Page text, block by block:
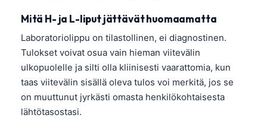
Mitä H- ja L-liput jättävät huomaamatta
Laboratoriolippu on tilastollinen, ei diagnostinen.
Tulokset voivat osua vain hieman viitevälin
ulkopuolelle ja silti olla kliinisesti vaarattomia, kun
taas viitevälin sisällä oleva tulos voi merkitä, jos se
on muuttunut jyrkästi omasta henkilökohtaisesta
lähtötasostasi.
Shqip
বাংলা
اردو
मराठी
తెలుగు
தமிழ்